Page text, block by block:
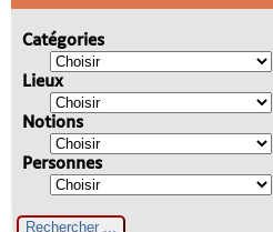
Catégories
Lieux
Notions
Personnes